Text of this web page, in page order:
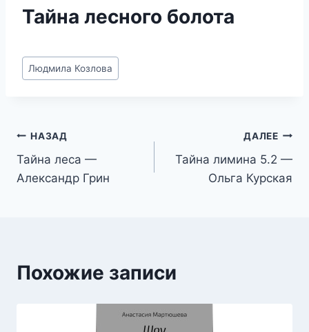
Тайна лесного болота
Метки
записи:
Людмила Козлова
Навигация
по
НАЗАД
Тайна леса —
Александр Грин
ДАЛЕЕ
Тайна лимина 5.2 —
Ольга Курская
Похожие записи